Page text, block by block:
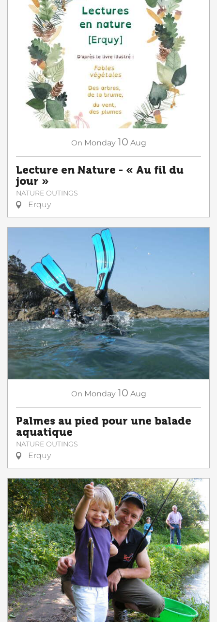
On Monday 10 Aug
Lecture en Nature - « Au fil du
jour »
NATURE OUTINGS
Erquy
On Monday 10 Aug
Palmes au pied pour une balade
aquatique
NATURE OUTINGS
Erquy